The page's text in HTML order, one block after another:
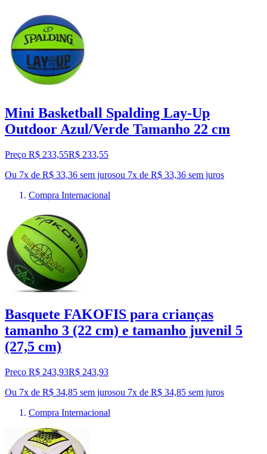
Mini Basketball Spalding Lay-Up
Outdoor Azul/Verde Tamanho 22 cm
Preço R$ 233,55R$ 233,55
Ou 7x de R$ 33,36 sem jurosou 7x de R$ 33,36 sem juros
Compra Internacional
Basquete FAKOFIS para crianças
tamanho 3 (22 cm) e tamanho juvenil 5
(27,5 cm)
Preço R$ 243,93R$ 243,93
Ou 7x de R$ 34,85 sem jurosou 7x de R$ 34,85 sem juros
Compra Internacional